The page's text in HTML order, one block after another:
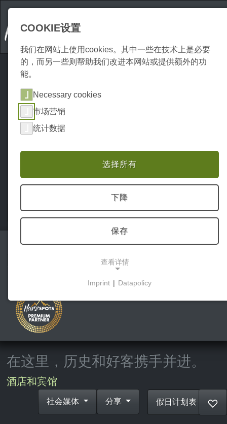
Home Unterkünfte 酒店和宾馆 P0182UH00846
Klosterhotel Wöltingerode
在这里，历史和好客携手并进。
酒店和宾馆
假日计划表 ♡
分享
社会媒体
COOKIE设置
我们在网站上使用cookies。其中一些在技术上是必要
的，而另一些则帮助我们改进本网站或提供额外的功
能。
Necessary cookies
市场营销
统计数据
选择所有
下降
保存
查看详情
这些cookies能够实现基本功能，是使用网站所必需
的。
市场营销
营销cookies被第三方用来显示个性化的广告。它们
通过跟踪各网站的访问者来实现这一目的。
Facebook Pixel
Imprint | Datapolicy